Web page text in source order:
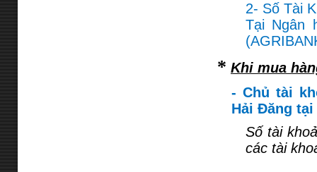
2- Số Tài
Tại Ngân
* Khi mua
- Chủ tài
Hải Đăng tại
Số tài
các tài